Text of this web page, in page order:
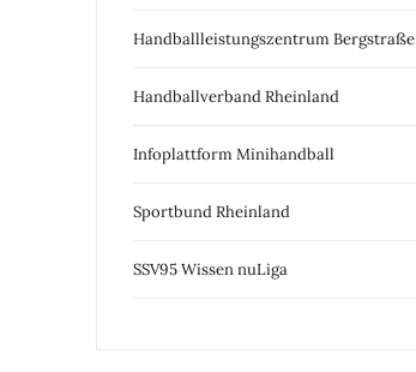
Handballleistungszentrum Bergstraße
Handballverband Rheinland
Infoplattform Minihandball
Sportbund Rheinland
SSV95 Wissen nuLiga